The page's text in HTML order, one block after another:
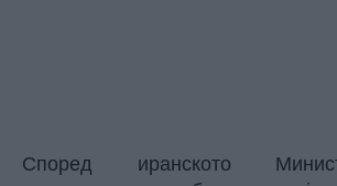
Според иранското